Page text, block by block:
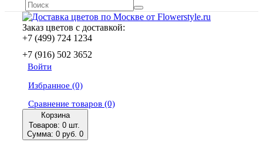
Заказ цветов с доставкой:
+7 (499) 724 1234
+7 (916) 502 3652
Войти
Избранное (0)
Сравнение товаров (0)
Корзина
Товаров: 0 шт.
Сумма: 0 руб. 0